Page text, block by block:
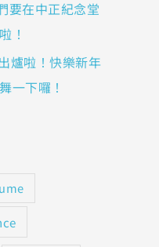
要在中正紀念堂
！
爐啦！快樂新年
一下囉！